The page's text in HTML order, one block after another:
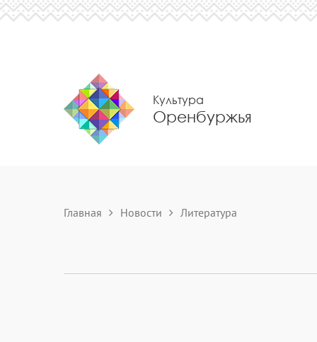
Культура
Оренбуржья
Главная Новости Литература